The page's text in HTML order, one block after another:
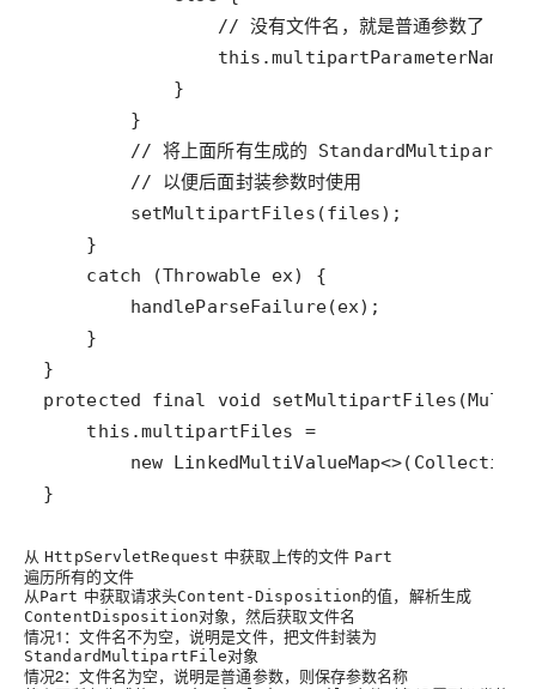
// 没有文件名，就是普通参数了
this .multipartParameterNames
// 将上面所有生成的
// 以便后面封装参数时使用
setMultipartFiles (files
catch (Throwable ex
handleParseFailure(ex
protected
final void setMultipartFiles (
this .multipartFiles
=
new LinkedMultiValueMap<>( Collections
}
从HttpServletRequest 中获取上传的文件 Part
遍历所有的文件
从 Part 中获取请求头Content-Disposition的值，解析生成
ContentDisposition对象，然后获取文件名
情况1 ：文件名不为空，说明是文件，把文件封装为
StandardMultipartFile对象
情况2：文件名为空，说明是普通参数，则保存参数名称